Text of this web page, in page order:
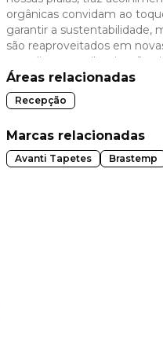
slide
slide
orgânicas convidam ao
garantir a sustentabilidade,
são reaproveitados em
que alimenta a iluminação
armazenada em baterias
Áreas relacionadas
Recepção
Marcas relacionadas
Avanti Tapetes Brastemp